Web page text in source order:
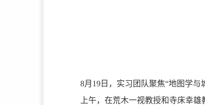
8月19日，实习团队聚焦“地图学
上午，在荒木一视教授和寺床幸